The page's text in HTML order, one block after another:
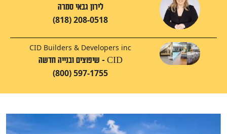
לירון גבאי סמרה
(818) 208-0518
CID Builders & Developers inc
CID - שיפוצים ובנייה חדשה
(800) 597-1755